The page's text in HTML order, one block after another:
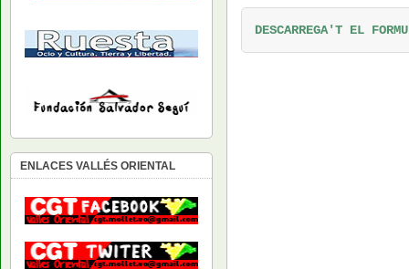
DESCARREGA'T EL
ENLACES VALLÉS ORIENTAL